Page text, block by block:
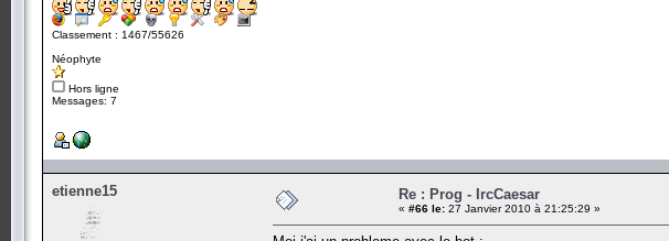
Classement : 1467/55626
Néophyte
Hors ligne
Messages: 7
etienne15 Re : Prog - IrcCaesar
« #66 le: 27 Janvier 2010 à 21:25:29 »